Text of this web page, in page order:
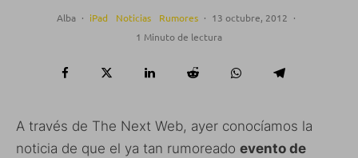
Alba · iPad Noticias Rumores · 13 octubre, 2012 ·
1 Minuto de lectura
A través de The Next Web, ayer conocíamos la
noticia de que el ya tan rumoreado evento de